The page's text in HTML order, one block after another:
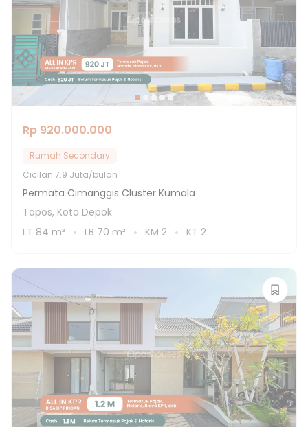
Rp 920.000.000
Rumah Secondary
Cicilan 7.9 Juta/bulan
Permata Cimanggis Cluster Kumala
Tapos, Kota Depok
LT 84 m² LB 70 m² KM 2 KT 2